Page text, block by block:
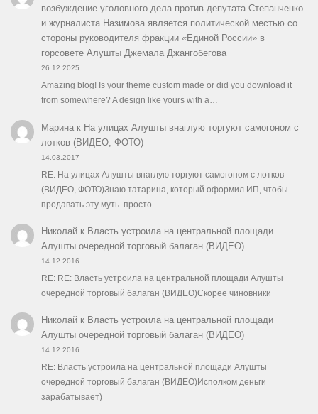
возбуждение уголовного дела против депутата Степанченко
и журналиста Назимова является политической местью со
стороны руководителя фракции «Единой России» в
горсовете Алушты Джемала Джангобегова
26.12.2025
Amazing blog! Is your theme custom made or did you download it
from somewhere? A design like yours with a…
Маринак На улицах Алушты внаглую торгуют самогоном с
лотков (ВИДЕО, ФОТО)
14.03.2017
RE: На улицах Алушты внаглую торгуют самогоном с лотков
(ВИДЕО, ФОТО)Знаю татарина, который оформил ИП, чтобы
продавать эту муть. просто…
Николайк Власть устроила на центральной площади
Алушты очередной торговый балаган (ВИДЕО)
14.12.2016
RE: RE: Власть устроила на центральной площади Алушты
очередной торговый балаган (ВИДЕО)Скорее чиновники
Николайк Власть устроила на центральной площади
Алушты очередной торговый балаган (ВИДЕО)
14.12.2016
RE: Власть устроила на центральной площади Алушты
очередной торговый балаган (ВИДЕО)Исполком деньги
зарабатывает)